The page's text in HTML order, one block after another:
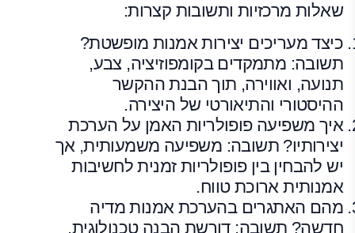
שאלות מרכזיות ותשובות קצרות:
כיצד מעריכים יצירות אמנות מופשטת?
תשובה: מתמקדים בקומפוזיציה, צבע,
תנועה, ואווירה, תוך הבנת ההקשר
ההיסטורי והתיאורטי של היצירה.
איך משפיעה פופולריות האמן על הערכת
יצירותיו? תשובה: משפיעה משמעותית, אך
יש להבחין בין פופולריות זמנית לחשיבות
אמנותית ארוכת טווח.
מהם האתגרים בהערכת אמנות מדיה
חדשה? תשובה: דורשת הבנה טכנולוגית,